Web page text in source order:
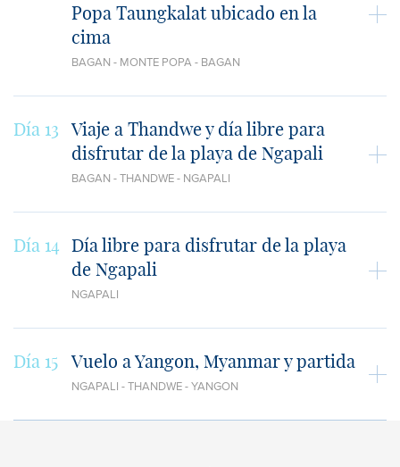
Popa Taungkalat ubicado en la
cima
BAGAN - MONTE POPA - BAGAN
Día 13
Viaje a Thandwe y día libre para
disfrutar de la playa de Ngapali
BAGAN - THANDWE - NGAPALI
Día 14
Día libre para disfrutar de la playa
de Ngapali
NGAPALI
Día 15 Vuelo a Yangon, Myanmar y partida
NGAPALI - THANDWE - YANGON